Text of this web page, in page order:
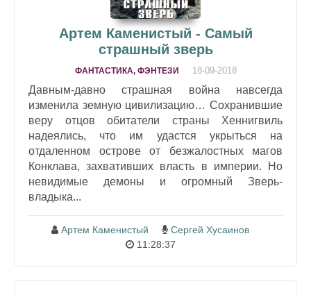
Артем Каменистый - Самый
страшный зверь
ФАНТАСТИКА, ФЭНТЕЗИ 18-09-2018
Давным-давно страшная война навсегда
изменила земную цивилизацию… Сохранившие
веру отцов обитатели страны Хеннигвиль
надеялись, что им удастся укрыться на
отдаленном острове от безжалостных магов
Конклава, захвативших власть в империи. Но
невидимые демоны и огромный Зверь-
владыка...
Артем Каменистый
Сергей Хусаинов
11:28:37